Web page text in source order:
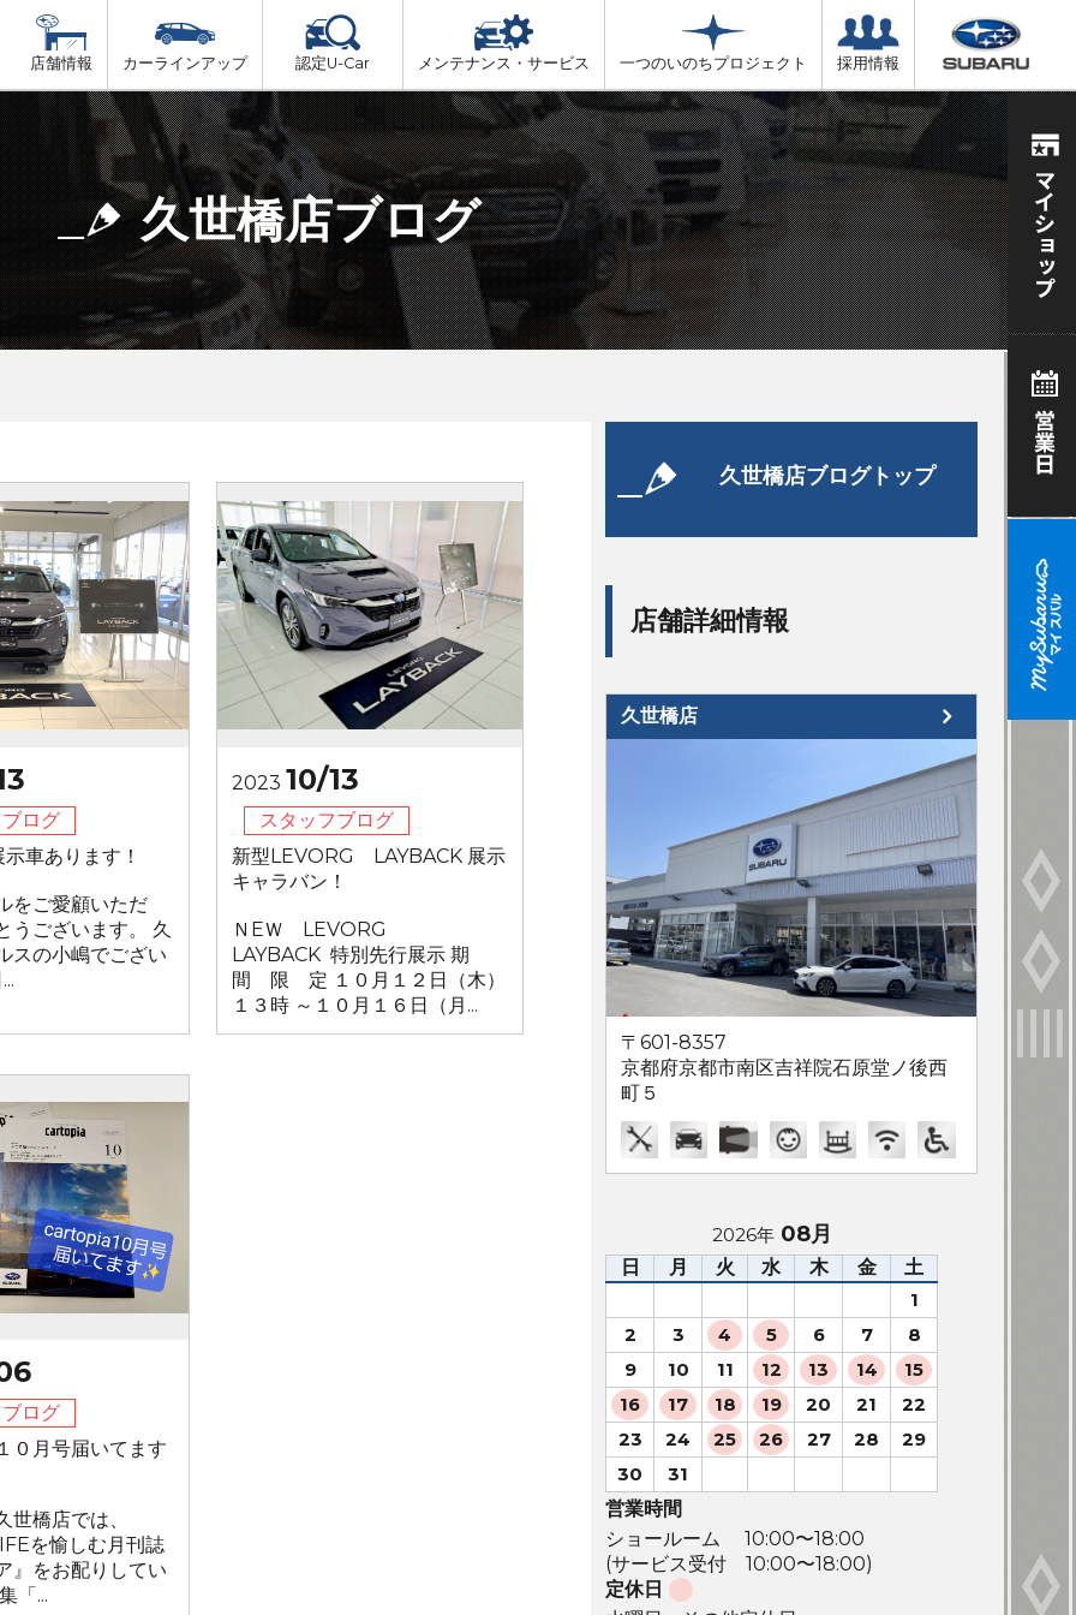
店舗情報
覧 舞鶴・綾部・福知山・丹後
京都・亀岡
山城(中部・南部)
カーラインアップ 認定U-Car メンテナンス・サービス
ス 車検（法定24か月点検）
法定 12ヶ月 点検
6ヶ月ごとの セーフティ チェック
車検 3ヶ月前 無料診断
一つのいのちプロジェクト 採用情報
久世橋店ブログ
ログ
車あります！
をご愛顧いただ
うございます。 久
スの小嶋でござい
2023 10/13
スタッフブログ
新型LEVORG LAYBACK 展示
キャラバン！
ＮEＷ LEVORG
LAYBACK 特別先行展示 期
間 限 定 １０月１２日（木）
１３時 ～１０月１６日（月...
ログ
０月号届いてます
世橋店では、
を愉しむ月刊誌
』をお配りしてい
「...
久世橋店ブログトップ
店舗詳細情報
久世橋店
〒601-8357
京都府京都市南区吉祥院石原堂ノ後西
町５
2026年 08月
日 月 火 水 木 金 土
1
2
3 4 5 6 7
8
9
10 11 12 13 14
15
16
17 18 19 20 21
22
23
24 25 26 27 28
29
30
31
営業時間
ショールーム 10:00〜18:00
(サービス受付 10:00〜18:00)
定休日